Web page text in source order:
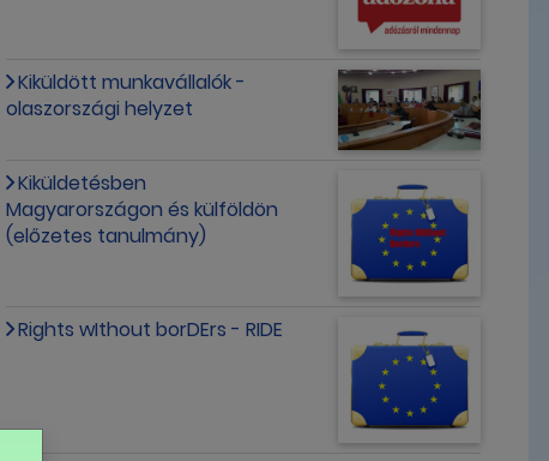
Kiküldött munkavállalók -
olaszországi helyzet
Kiküldetésben
Magyarországon és külföldön
(előzetes tanulmány)
Rights wIthout borDErs - RIDE